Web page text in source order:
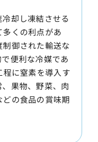
却し凍結させる
くの利点があ
御された輸送な
便利な冷媒であ
程に窒素を導入す
果物、野菜、肉
の食品の賞味期